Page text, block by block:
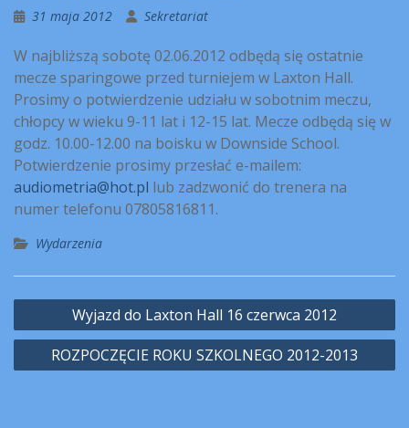
31 maja 2012 Sekretariat
W najbliższą sobotę 02.06.2012 odbędą się ostatnie
mecze sparingowe przed turniejem w Laxton Hall.
Prosimy o potwierdzenie udziału w sobotnim meczu,
chłopcy w wieku 9-11 lat i 12-15 lat. Mecze odbędą się w
godz. 10.00-12.00 na boisku w Downside School.
Potwierdzenie prosimy przesłać e-mailem:
audiometria@hot.pl lub zadzwonić do trenera na
numer telefonu 07805816811.
Wydarzenia
Nawigacja
wpisu
Wyjazd do Laxton Hall 16 czerwca 2012
ROZPOCZĘCIE ROKU SZKOLNEGO 2012-2013